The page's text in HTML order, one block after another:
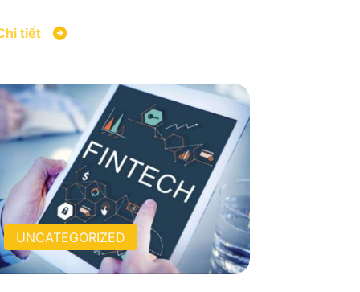
tiết
UNCATEGORIZED